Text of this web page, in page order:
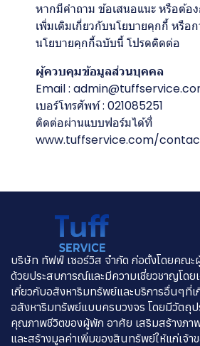
หากมีคำถาม ข้อเสนอแนะ หรือต้อง
เพิ่มเติมเกี่ยวกับนโยบายคุกกี้ หรือ
นโยบายคุกกี้ฉบับนี้ โปรดติดต่อ
ผู้ควบคุมข้อมูลส่วนบุคคล
Email :
เบอร์โทรศัพท์ : 021085251
ติดต่อผ่านแบบฟอร์มได้ที่
www.tuffservice.com/
บริษัท ทัฟฟ์ เซอร์วิส จำกัด ก่อตั้งโดยคณะ
ด้วยประสบการณ์และมีความเชี่ยวชาญโดย
เกี่ยวกับอสังหาริมทรัพย์และบริการอื่นๆที่เ
อสังหาริมทรัพย์แบบครบวงจร โดยมีวัตถุ
คุณภาพชีวิตของผู้พัก อาศัย เสริมสร้างภา
และสร้างมูลค่าเพิ่มของสินทรัพย์ให้แก่เจ้า